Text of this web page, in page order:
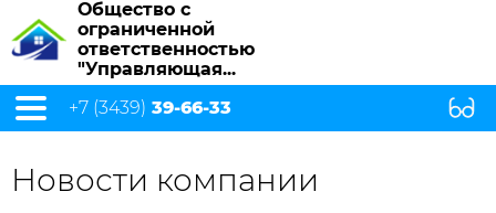
Общество с
ограниченной
ответственностью
"Управляющая...
+7 (3439) 39-66-33
Новости компании